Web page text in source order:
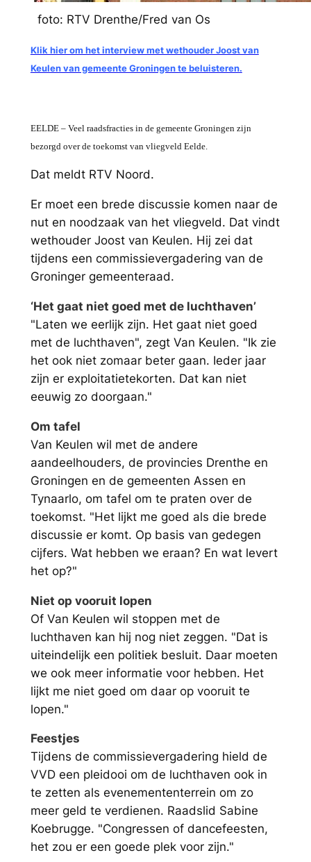
foto: RTV Drenthe/Fred van Os
Klik hier om het interview met wethouder Joost van
Keulen van gemeente Groningen te beluisteren.
EELDE – Veel raadsfracties in de gemeente Groningen zijn
bezorgd over de toekomst van vliegveld Eelde.
Dat meldt RTV Noord.
Er moet een brede discussie komen naar de
nut en noodzaak van het vliegveld. Dat vindt
wethouder Joost van Keulen. Hij zei dat
tijdens een commissievergadering van de
Groninger gemeenteraad.
‘Het gaat niet goed met de luchthaven’
"Laten we eerlijk zijn. Het gaat niet goed
met de luchthaven", zegt Van Keulen. "Ik zie
het ook niet zomaar beter gaan. Ieder jaar
zijn er exploitatietekorten. Dat kan niet
eeuwig zo doorgaan."
Om tafel
Van Keulen wil met de andere
aandeelhouders, de provincies Drenthe en
Groningen en de gemeenten Assen en
Tynaarlo, om tafel om te praten over de
toekomst. "Het lijkt me goed als die brede
discussie er komt. Op basis van gedegen
cijfers. Wat hebben we eraan? En wat levert
het op?"
Niet op vooruit lopen
Of Van Keulen wil stoppen met de
luchthaven kan hij nog niet zeggen. "Dat is
uiteindelijk een politiek besluit. Daar moeten
we ook meer informatie voor hebben. Het
lijkt me niet goed om daar op vooruit te
lopen."
Feestjes
Tijdens de commissievergadering hield de
VVD een pleidooi om de luchthaven ook in
te zetten als evenemententerrein om zo
meer geld te verdienen. Raadslid Sabine
Koebrugge. "Congressen of dancefeesten,
het zou er een goede plek voor zijn."